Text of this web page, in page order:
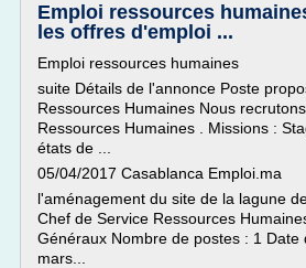
Emploi ressources
les offres d'emploi ...
Emploi ressources humaines
suite Détails de l'annonce Poste
Ressources Humaines Nous
Ressources Humaines . Missions :
états de ...
05/04/2017 Casablanca Emploi.ma
l'aménagement du site de la lagune
Chef de Service Ressources
Généraux Nombre de postes : 1 Date
mars...